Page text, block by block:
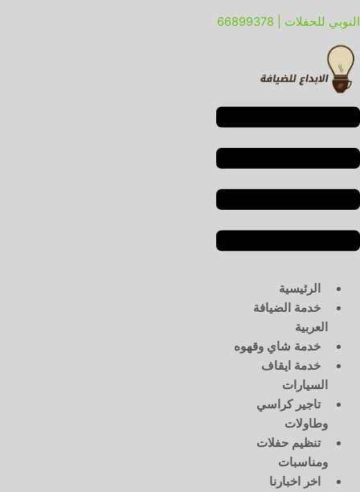
إلى
المحتوى
النوبي للحفلات | 66899378
الرئيسية
خدمة الضيافة
العربية
خدمة شاي وقهوه
خدمة ايقاف
السيارات
تاجير كراسي
وطاولات
تنظيم حفلات
ومناسبات
اخر اخبارنا